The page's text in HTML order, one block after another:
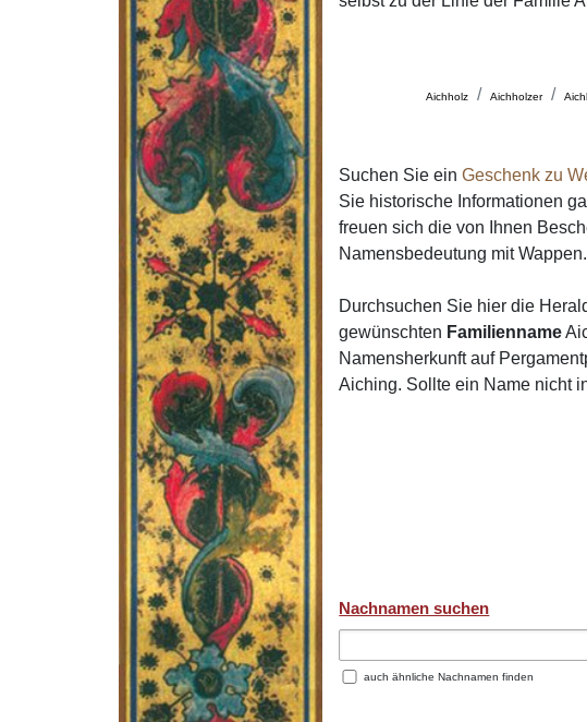
Aichholz Aichholzer
Suchen Sie einGeschenk zu
Sie historische Informationen
freuen sich die von Ihnen
Namensbedeutung mit Wappen.
Durchsuchen Sie hier die
gewünschten Familienname
Namensherkunft auf
Aiching. Sollte ein Name nicht
Nachnamen suchen
auch ähnliche Nachnamen finden